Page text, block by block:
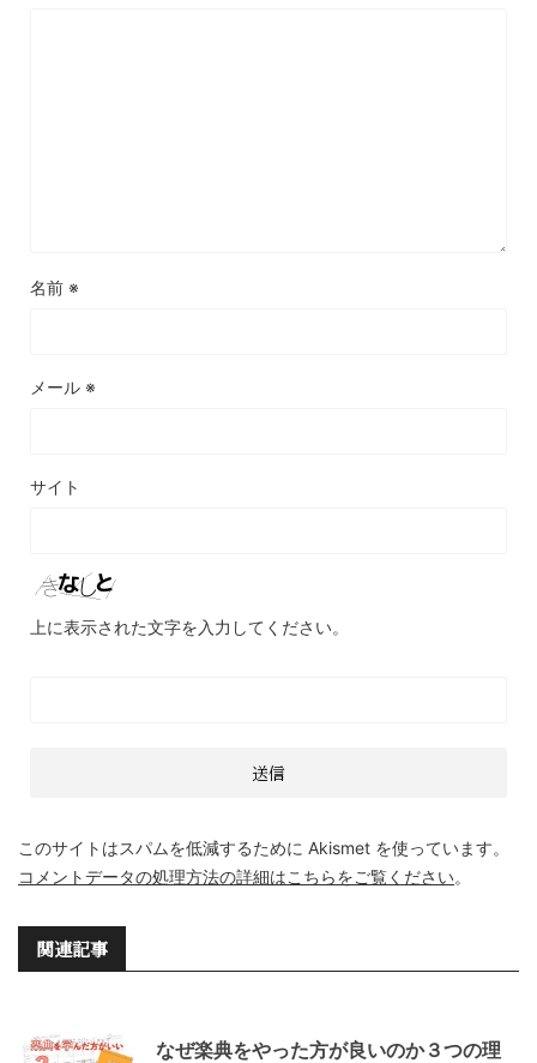
名前 ※
メール ※
サイト
上に表示された文字を入力してください。
このサイトはスパムを低減するために Akismet を使っています。
コメントデータの処理方法の詳細はこちらをご覧ください。
関連記事
なぜ楽典をやった方が良いのか３つの理